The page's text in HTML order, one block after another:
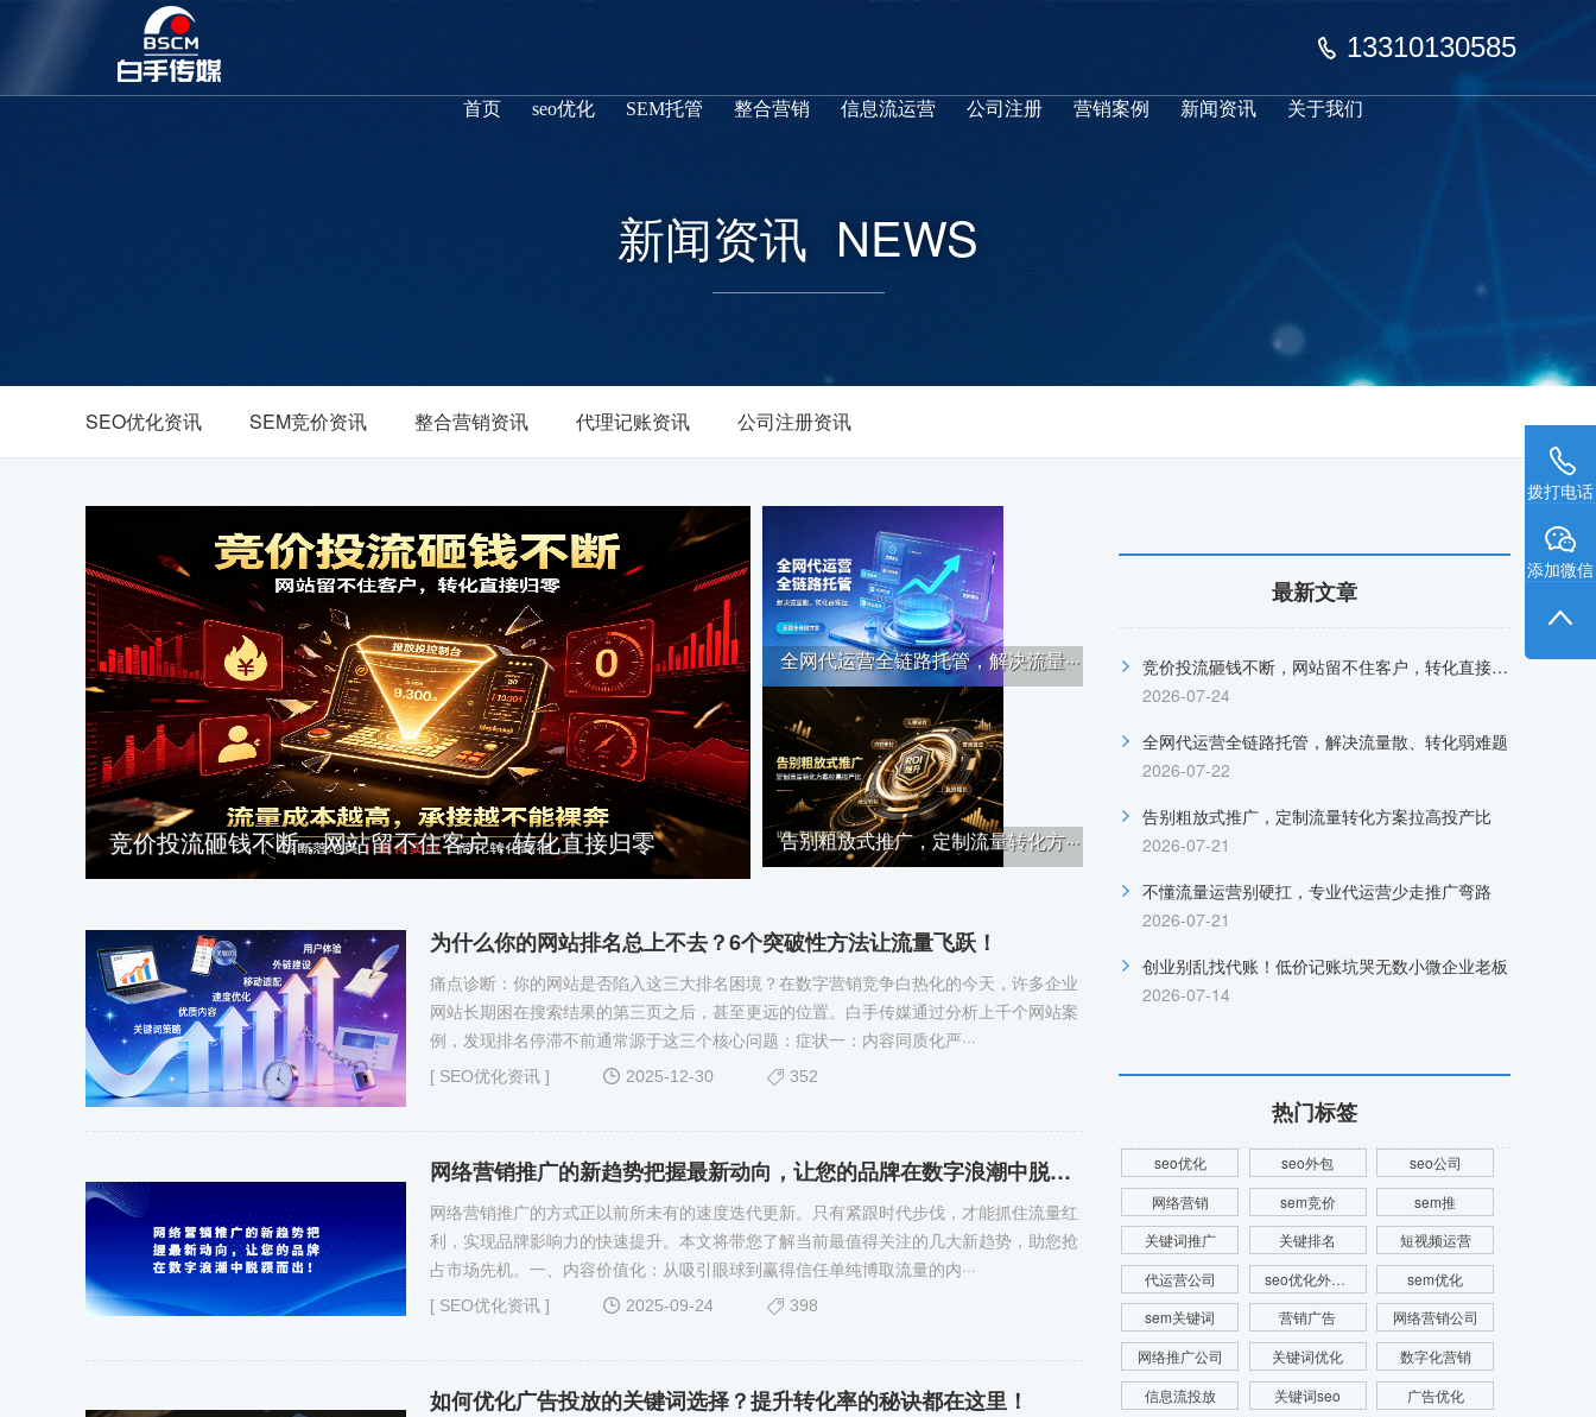
13310130585
首页 seo优化 SEM托管 整合营销 信息流运营 公司注册 营销案例 新闻资讯 关于我们
新闻资讯 NEWS
SEO优化资讯 SEM竞价资讯 整合营销资讯 代理记账资讯 公司注册资讯
竞价投流砸钱不断，网站留不住客户，转化直接归零
全网代运营全链路托管，解决流量···
告别粗放式推广，定制流量转化方···
为什么你的网站排名总上不去？6个突破性方法让流量飞跃！
痛点诊断：你的网站是否陷入这三大排名困境？在数字营销竞争白热化的今天，许多企业
网站长期困在搜索结果的第三页之后，甚至更远的位置。白手传媒通过分析上千个网站案
例，发现排名停滞不前通常源于这三个核心问题：症状一：内容同质化严···
[ SEO优化资讯 ] 2025-12-30 352
网络营销推广的新趋势把握最新动向，让您的品牌在数字浪潮中脱颖而出！
网络营销推广的方式正以前所未有的速度迭代更新。只有紧跟时代步伐，才能抓住流量红
利，实现品牌影响力的快速提升。本文将带您了解当前最值得关注的几大新趋势，助您抢
占市场先机。一、内容价值化：从吸引眼球到赢得信任单纯博取流量的内···
[ SEO优化资讯 ] 2025-09-24 398
如何优化广告投放的关键词选择？提升转化率的秘诀都在这里！
最新文章
竞价投流砸钱不断，网站留不住客户，转化直接归零
2026-07-24
全网代运营全链路托管，解决流量散、转化弱难题
2026-07-22
告别粗放式推广，定制流量转化方案拉高投产比
2026-07-21
不懂流量运营别硬扛，专业代运营少走推广弯路
2026-07-21
创业别乱找代账！低价记账坑哭无数小微企业老板
2026-07-14
热门标签
seo优化 seo外包
seo公司
网络营销
sem竞价
sem推
关键词推广
关键排名
短视频运营
代运营公司
seo优化外包公司
sem优化
sem关键词
营销广告
网络营销公司
网络推广公司
关键词优化
数字化营销
信息流投放
关键词seo
广告优化
拨打电话
添加微信